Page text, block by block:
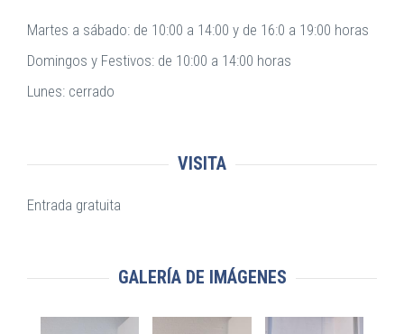
Martes a sábado: de 10:00 a 14:00 y de 16:0 a 19:00 horas
Domingos y Festivos: de 10:00 a 14:00 horas
Lunes: cerrado
VISITA
Entrada gratuita
GALERÍA DE IMÁGENES